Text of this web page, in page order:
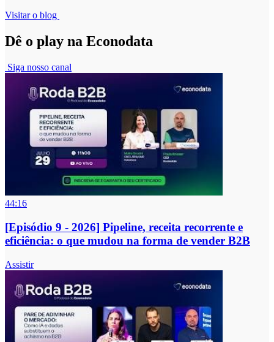
Visitar o blog
Dê o play na Econodata
Siga nosso canal
44:16
[Episódio 9 - 2026] Pipeline, receita recorrente e
eficiência: o que mudou na forma de vender B2B
Assistir